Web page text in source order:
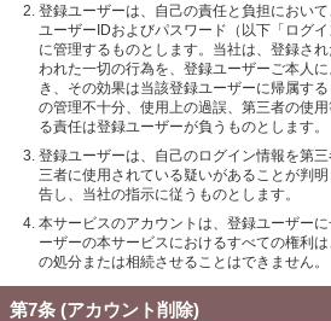
登録ユーザーは、自己の責任と負担におい
ユーザーIDおよびパスワード（以下「ログ
に管理するものとします。当社は、登録さ
われた一切の行為を、登録ユーザーご本人
き、その効果は当該登録ユーザーに帰属す
の管理不十分、使用上の過誤、第三者の使
る責任は登録ユーザーが負うものとします。
登録ユーザーは、自己のログイン情報を第
三者に使用されている疑いがあることが判
告し、当社の指示に従うものとします。
本サービスのアカウントは、登録ユーザー
ーザーの本サービスにおけるすべての権利
の処分または相続させることはできません。
第7条 (アカウント削除)